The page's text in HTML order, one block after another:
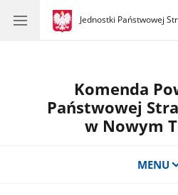
gov.pl
Jednostki Państwowej
gov.pl
Jednostki
Komenda
Państwowej
w Nowym
MENU